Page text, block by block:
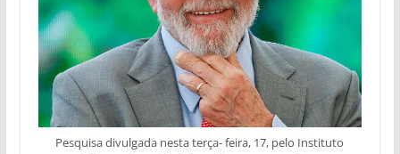
Pesquisa divulgada nesta terça- feira, 17, pelo Instituto